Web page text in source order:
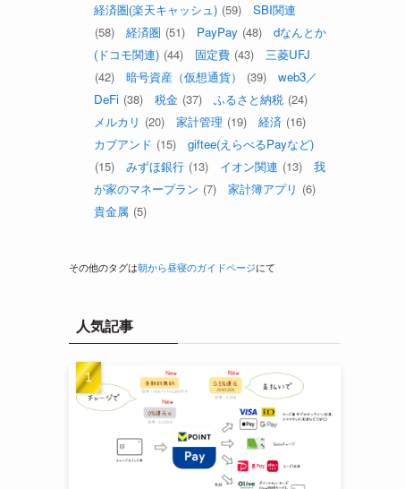
経済圏(楽天キャッシュ) (59)
SBI関連
(58)
経済圏 (51) PayPay (48)
dなんとか
(ドコモ関連) (44) 固定費 (43)
三菱UFJ
(42)
暗号資産（仮想通貨） (39)
web3／
DeFi (38) 税金 (37) ふるさと納税 (24)
メルカリ (20) 家計管理 (19) 経済 (16)
カブアンド (15)
giftee(えらべるPayなど)
(15)
みずほ銀行 (13) イオン関連 (13)
我
が家のマネープラン (7) 家計簿アプリ (6)
貴金属 (5)
その他のタグは朝から昼寝のガイドページにて
人気記事